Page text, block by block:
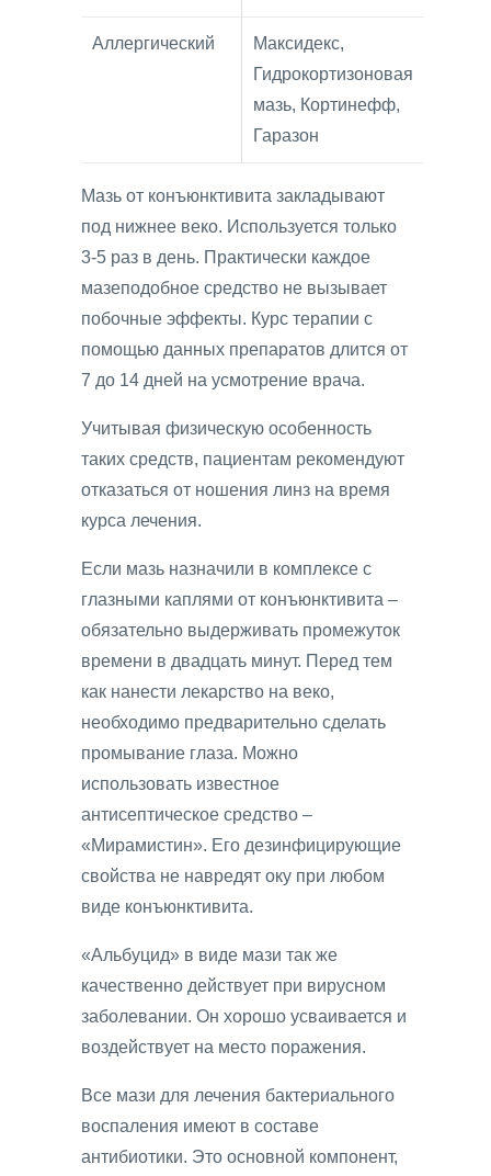
Аллергический
Максидекс,
Гидрокортизоновая
мазь, Кортинефф,
Гаразон
Мазь от конъюнктивита закладывают
под нижнее веко. Используется только
3-5 раз в день. Практически каждое
мазеподобное средство не вызывает
побочные эффекты. Курс терапии с
помощью данных препаратов длится от
7 до 14 дней на усмотрение врача.
Учитывая физическую особенность
таких средств, пациентам рекомендуют
отказаться от ношения линз на время
курса лечения.
Если мазь назначили в комплексе с
глазными каплями от конъюнктивита –
обязательно выдерживать промежуток
времени в двадцать минут. Перед тем
как нанести лекарство на веко,
необходимо предварительно сделать
промывание глаза. Можно
использовать известное
антисептическое средство –
«Мирамистин». Его дезинфицирующие
свойства не навредят оку при любом
виде конъюнктивита.
«Альбуцид» в виде мази так же
качественно действует при вирусном
заболевании. Он хорошо усваивается и
воздействует на место поражения.
Все мази для лечения бактериального
воспаления имеют в составе
антибиотики. Это основной компонент,